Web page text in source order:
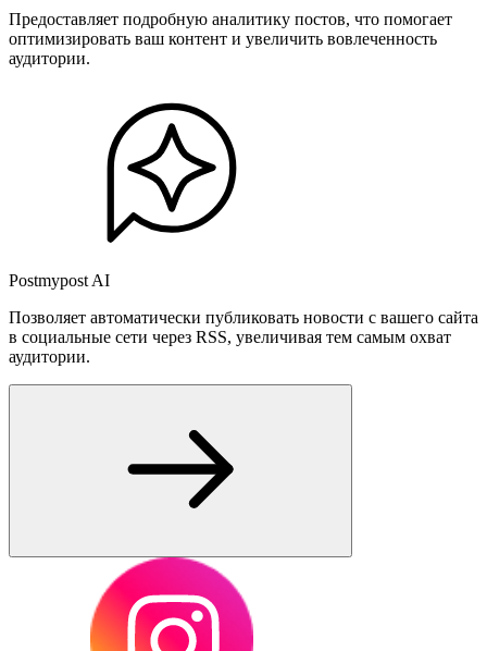
Предоставляет подробную аналитику постов, что помогает
оптимизировать ваш контент и увеличить вовлеченность
аудитории.
Postmypost AI
Позволяет автоматически публиковать новости с вашего сайта
в социальные сети через RSS, увеличивая тем самым охват
аудитории.